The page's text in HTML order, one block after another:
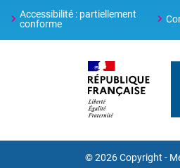
Accessibilité : partiellement
conforme
© 2026 Copyright -